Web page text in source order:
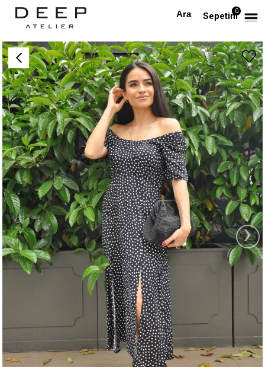
Sepetim0
Anasayfa Puantiyeli Yırtmaçlı Midi Boy Elbise
›